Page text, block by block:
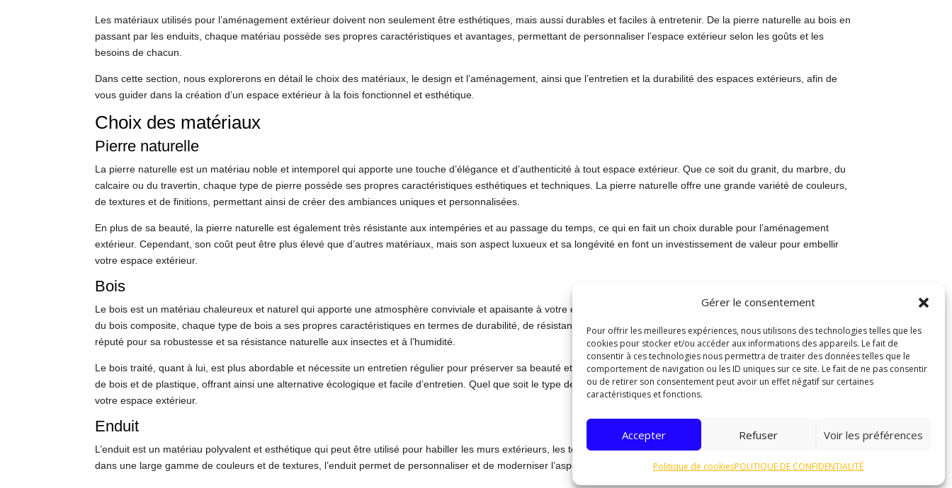
Gérer le consentement
Pour offrir les meilleures expériences, nous utilisons des technologies telles que les
cookies pour stocker et/ou accéder aux informations des appareils. Le fait de
consentir à ces technologies nous permettra de traiter des données telles que le
comportement de navigation ou les ID uniques sur ce site. Le fait de ne pas consentir
ou de retirer son consentement peut avoir un effet négatif sur certaines
caractéristiques et fonctions.
Accepter Refuser Voir les préférences
Politique de cookiesPOLITIQUE DE CONFIDENTIALITÉ
Les matériaux utilisés pour l’aménagement extérieur doivent non seulement être esthétiques, mais aussi durables et faciles à entretenir. De la pierre naturelle au bois en
passant par les enduits, chaque matériau possède ses propres caractéristiques et avantages, permettant de personnaliser l’espace extérieur selon les goûts et les
besoins de chacun.
Dans cette section, nous explorerons en détail le choix des matériaux, le design et l’aménagement, ainsi que l’entretien et la durabilité des espaces extérieurs, afin de
vous guider dans la création d’un espace extérieur à la fois fonctionnel et esthétique.
Choix des matériaux
Pierre naturelle
La pierre naturelle est un matériau noble et intemporel qui apporte une touche d’élégance et d’authenticité à tout espace extérieur. Que ce soit du granit, du marbre, du
calcaire ou du travertin, chaque type de pierre possède ses propres caractéristiques esthétiques et techniques. La pierre naturelle offre une grande variété de couleurs,
de textures et de finitions, permettant ainsi de créer des ambiances uniques et personnalisées.
En plus de sa beauté, la pierre naturelle est également très résistante aux intempéries et au passage du temps, ce qui en fait un choix durable pour l’aménagement
extérieur. Cependant, son coût peut être plus élevé que d’autres matériaux, mais son aspect luxueux et sa longévité en font un investissement de valeur pour embellir
votre espace extérieur.
Bois
Le bois est un matériau chaleureux et naturel qui apporte une atmosphère conviviale et apaisante à votre espace extérieur. Que ce soit du bois exotique, du bois traité ou
du bois composite, chaque type de bois a ses propres caractéristiques en termes de durabilité, de résistance et d’entretien. Le bois exotique, tel que le teck ou l’ipé, est
réputé pour sa robustesse et sa résistance naturelle aux insectes et à l’humidité.
Le bois traité, quant à lui, est plus abordable et nécessite un entretien régulier pour préserver sa beauté et sa longévité. Enfin, le bois composite est un mélange de fibres
de bois et de plastique, offrant ainsi une alternative écologique et facile d’entretien. Quel que soit le type de bois choisi, il apportera une touche naturelle et esthétique à
votre espace extérieur.
Enduit
L’enduit est un matériau polyvalent et esthétique qui peut être utilisé pour habiller les murs extérieurs, les terrasses ou les murets de votre espace extérieur. Disponible
dans une large gamme de couleurs et de textures, l’enduit permet de personnaliser et de moderniser l’aspect de votre extérieur selon vos goûts et vos préférences.